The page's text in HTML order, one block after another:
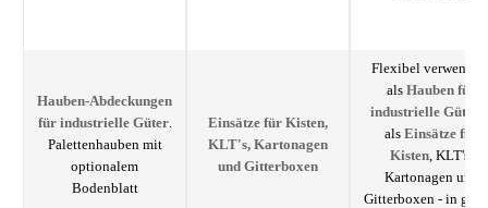
Hauben-Abdeckungen
für industrielle Güter.
Paletten­hauben mit
optionalem
Bodenblatt
Einsätze für Kisten,
KLT's, Kartonagen
und Gitterboxen
Flexibel
als Hauben für
industrielle Güter
als Einsätze für
Kisten , KLT's,
Kartonagen und
Gitterboxen - in